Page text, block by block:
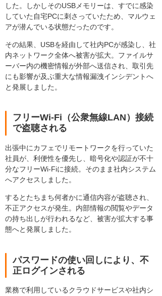
した。しかしそのUSBメモリーは、すでに感染
していた自宅PCに刺さっていたため、マルウェ
アが潜んでいる状態だったのです。
その結果、USBを経由して社内PCが感染し、社
内ネットワーク全体へ被害が拡大。ファイルサ
ーバー内の機密情報が外部へ送信され、取引先
にも影響が及ぶ重大な情報漏洩インシデントへ
と発展しました。
フリーWi-Fi（公衆無線LAN）接続
で盗聴される
出張中にカフェでリモートワークを行っていた
社員が、利便性を優先し、暗号化や認証が不十
分なフリーWi-Fiに接続。そのまま社内システム
へアクセスしました。
するとたちまち何者かに通信内容が盗聴され、
不正アクセスが発生。内部情報の閲覧やデータ
の持ち出しが行われるなど、被害が拡大する事
態へと発展しました。
パスワードの使い回しにより、不
正ログインされる
業務で利用しているクラウドサービスや社内シ